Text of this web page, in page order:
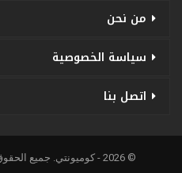
من نحن
سياسة الخصوصية
اتصل بنا
© 2026 - كوميونتي. جميع الحقوق محفوظة.